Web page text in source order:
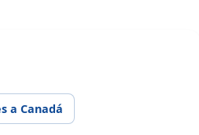
a Canadá